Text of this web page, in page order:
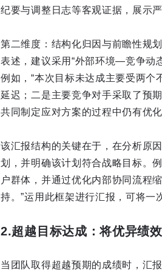
纪要与调整日志等客观证据，展示
第二维度：结构化归因与前瞻性规
表述，建议采用“外部环境―竞争动
例如，“本次目标未达成主要受两
延迟；二是主要竞争对手采取了预
共同制定应对方案的过程中仍有优
该汇报结构的关键在于，在分析原
划，并明确该计划符合战略目标。
户群体，并通过优化内部协同流程
持。”运用此框架进行汇报，可将一
2.超越目标达成：将优异绩
当团队取得超越预期的成绩时，汇